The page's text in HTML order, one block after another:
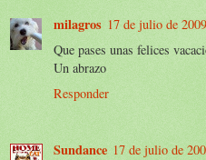
milagros 17 de julio de
Que pases unas felices
Un abrazo
Responder
Sundance 17 de julio de